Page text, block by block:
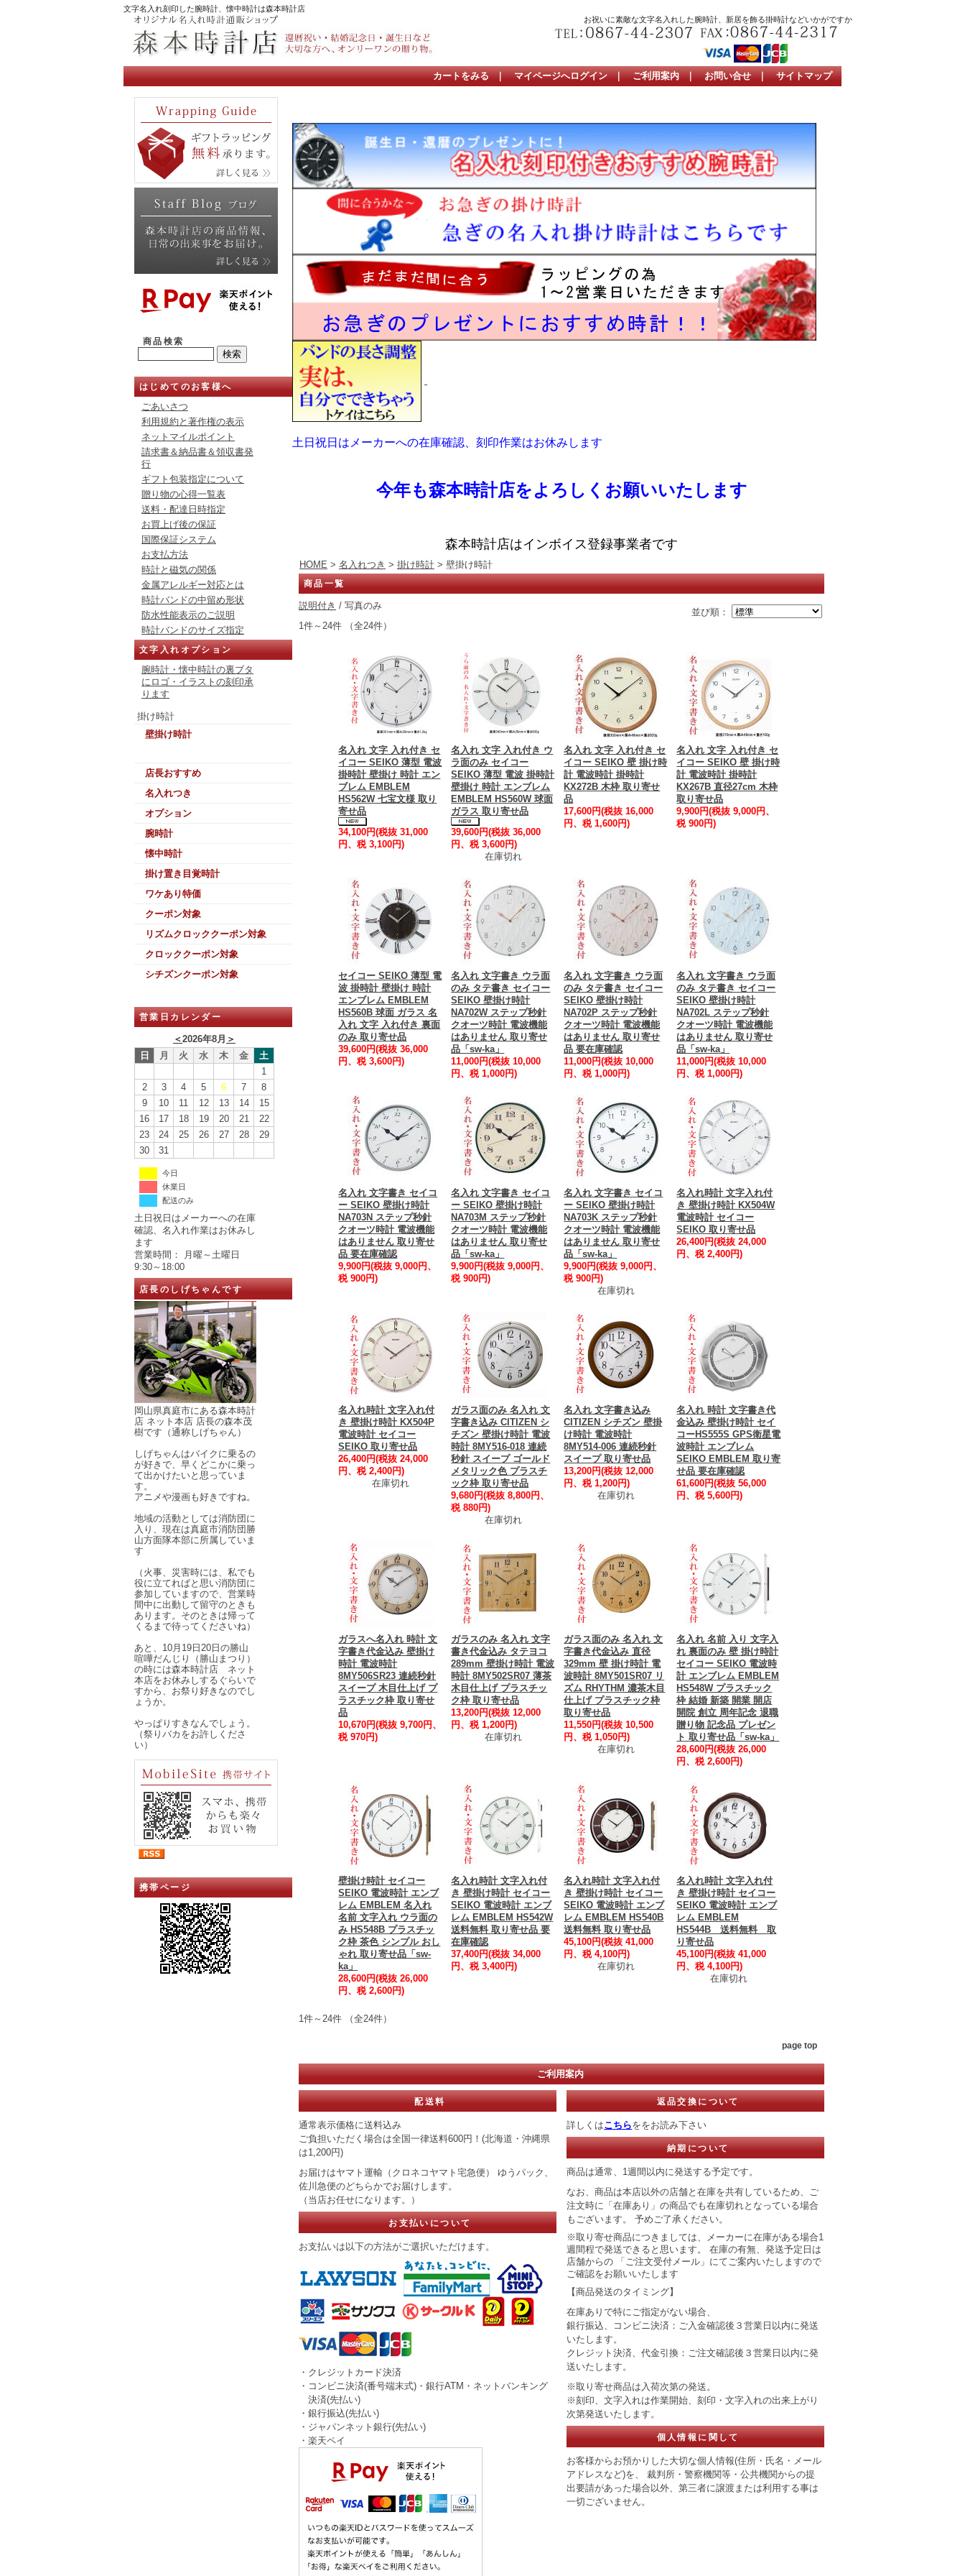
文字名入れ刻印した腕時計、懐中時計は森本時計店
お祝いに素敵な文字名入れした腕時計、新居を飾る掛時計などいかがですか
カートをみる ｜ マイページへログイン ｜ ご利用案内 ｜ お問い合せ ｜ サイトマップ
商品検索
はじめてのお客様へ
ごあいさつ
利用規約と著作権の表示
ネットマイルポイント
請求書＆納品書＆領収書発
行
ギフト包装指定について
贈り物の心得一覧表
送料・配達日時指定
お買上げ後の保証
国際保証システム
お支払方法
時計と磁気の関係
金属アレルギー対応とは
時計バンドの中留め形状
防水性能表示のご説明
時計バンドのサイズ指定
文字入れオプション
腕時計・懐中時計の裏ブタ
にロゴ・イラストの刻印承
ります
掛け時計
壁掛け時計
店長おすすめ
名入れつき
オプション
腕時計
懐中時計
掛け置き目覚時計
ワケあり特価
クーポン対象
リズムクロッククーポン対象
クロッククーポン対象
シチズンクーポン対象
営業日カレンダー
＜2026年8月 ＞
日
月 火 水 木 金
土
1
2
3 4 5 6 7
8
9
10 11 12 13 14
15
16
17 18 19 20 21
22
23
24 25 26 27 28
29
30
31
今日
休業日
配送のみ
土日祝日はメーカーへの在庫
確認、名入れ作業はお休みし
ます
営業時間： 月曜～土曜日
9:30～18:00
店長のしげちゃんです
岡山県真庭市にある森本時計
店 ネット本店 店長の森本茂
樹です（通称しげちゃん）
しげちゃんはバイクに乗るの
が好きで、早くどこかに乗っ
て出かけたいと思っていま
す。
アニメや漫画も好きですね。
地域の活動としては消防団に
入り、現在は真庭市消防団勝
山方面隊本部に所属していま
す
（火事、災害時には、私でも
役に立てればと思い消防団に
参加していますので、営業時
間中に出動して留守のときも
あります。そのときは帰って
くるまで待ってくださいね）
あと、10月19日20日の勝山
喧嘩だんじり（勝山まつり）
の時には森本時計店 ネット
本店をお休みしするぐらいで
すから、お祭り好きなのでし
ょうか。
やっぱりすきなんでしょう。
（祭りバカをお許しくださ
い）
携帯ページ
土日祝日はメーカーへの在庫確認、刻印作業はお休みします
今年も森本時計店をよろしくお願いいたします
森本時計店はインボイス登録事業者です
HOME > 名入れつき > 掛け時計 > 壁掛け時計
商品一覧
並び順：
説明付き / 写真のみ
1件～24件 （全24件）
名入れ 文字 入れ付き セ
イコー SEIKO 薄型 電波
掛時計 壁掛け 時計 エン
ブレム EMBLEM
HS562W 七宝文様 取り
寄せ品
34,100円(税抜 31,000
円、税 3,100円)
名入れ 文字 入れ付き ウ
ラ面のみ セイコー
SEIKO 薄型 電波 掛時計
壁掛け 時計 エンブレム
EMBLEM HS560W 球面
ガラス 取り寄せ品
39,600円(税抜 36,000
円、税 3,600円)
在庫切れ
名入れ 文字 入れ付き セ
イコー SEIKO 壁 掛け時
計 電波時計 掛時計
KX272B 木枠 取り寄せ
品
17,600円(税抜 16,000
円、税 1,600円)
名入れ 文字 入れ付き セ
イコー SEIKO 壁 掛け時
計 電波時計 掛時計
KX267B 直径27cm 木枠
取り寄せ品
9,900円(税抜 9,000円、
税 900円)
セイコー SEIKO 薄型 電
波 掛時計 壁掛け 時計
エンブレム EMBLEM
HS560B 球面 ガラス 名
入れ 文字 入れ付き 裏面
のみ 取り寄せ品
39,600円(税抜 36,000
円、税 3,600円)
名入れ 文字書き ウラ面
のみ タテ書き セイコー
SEIKO 壁掛け時計
NA702W ステップ秒針
クオーツ時計 電波機能
はありません 取り寄せ
品「sw-ka」
11,000円(税抜 10,000
円、税 1,000円)
名入れ 文字書き ウラ面
のみ タテ書き セイコー
SEIKO 壁掛け時計
NA702P ステップ秒針
クオーツ時計 電波機能
はありません 取り寄せ
品 要在庫確認
11,000円(税抜 10,000
円、税 1,000円)
名入れ 文字書き ウラ面
のみ タテ書き セイコー
SEIKO 壁掛け時計
NA702L ステップ秒針
クオーツ時計 電波機能
はありません 取り寄せ
品「sw-ka」
11,000円(税抜 10,000
円、税 1,000円)
名入れ 文字書き セイコ
ー SEIKO 壁掛け時計
NA703N ステップ秒針
クオーツ時計 電波機能
はありません 取り寄せ
品 要在庫確認
9,900円(税抜 9,000円、
税 900円)
名入れ 文字書き セイコ
ー SEIKO 壁掛け時計
NA703M ステップ秒針
クオーツ時計 電波機能
はありません 取り寄せ
品「sw-ka」
9,900円(税抜 9,000円、
税 900円)
名入れ 文字書き セイコ
ー SEIKO 壁掛け時計
NA703K ステップ秒針
クオーツ時計 電波機能
はありません 取り寄せ
品「sw-ka」
9,900円(税抜 9,000円、
税 900円)
在庫切れ
名入れ時計 文字入れ付
き 壁掛け時計 KX504W
電波時計 セイコー
SEIKO 取り寄せ品
26,400円(税抜 24,000
円、税 2,400円)
名入れ時計 文字入れ付
き 壁掛け時計 KX504P
電波時計 セイコー
SEIKO 取り寄せ品
26,400円(税抜 24,000
円、税 2,400円)
在庫切れ
ガラス面のみ 名入れ 文
字書き込み CITIZEN シ
チズン 壁掛け時計 電波
時計 8MY516-018 連続
秒針 スイープ ゴールド
メタリック色 プラスチ
ック枠 取り寄せ品
9,680円(税抜 8,800円、
税 880円)
在庫切れ
名入れ 文字書き込み
CITIZEN シチズン 壁掛
け時計 電波時計
8MY514-006 連続秒針
スイープ 取り寄せ品
13,200円(税抜 12,000
円、税 1,200円)
在庫切れ
名入れ 時計 文字書き代
金込み 壁掛け時計 セイ
コーHS555S GPS衛星電
波時計 エンブレム
SEIKO EMBLEM 取り寄
せ品 要在庫確認
61,600円(税抜 56,000
円、税 5,600円)
ガラスへ名入れ 時計 文
字書き代金込み 壁掛け
時計 電波時計
8MY506SR23 連続秒針
スイープ 木目仕上げ プ
ラスチック枠 取り寄せ
品
10,670円(税抜 9,700円、
税 970円)
ガラスのみ 名入れ 文字
書き代金込み タテヨコ
289mm 壁掛け時計 電波
時計 8MY502SR07 薄茶
木目仕上げ プラスチッ
ク枠 取り寄せ品
13,200円(税抜 12,000
円、税 1,200円)
在庫切れ
ガラス面のみ 名入れ 文
字書き代金込み 直径
329mm 壁 掛け時計 電
波時計 8MY501SR07 リ
ズム RHYTHM 濃茶木目
仕上げ プラスチック枠
取り寄せ品
11,550円(税抜 10,500
円、税 1,050円)
在庫切れ
名入れ 名前 入り 文字入
れ 裏面のみ 壁 掛け時計
セイコー SEIKO 電波時
計 エンブレム EMBLEM
HS548W プラスチック
枠 結婚 新築 開業 開店
開院 創立 周年記念 退職
贈り物 記念品 プレゼン
ト 取り寄せ品「sw-ka」
28,600円(税抜 26,000
円、税 2,600円)
壁掛け時計 セイコー
SEIKO 電波時計 エンブ
レム EMBLEM 名入れ
名前 文字入れ ウラ面の
み HS548B プラスチッ
ク枠 茶色 シンプル おし
ゃれ 取り寄せ品「sw-
ka」
28,600円(税抜 26,000
円、税 2,600円)
名入れ時計 文字入れ付
き 壁掛け時計 セイコー
SEIKO 電波時計 エンブ
レム EMBLEM HS542W
送料無料 取り寄せ品 要
在庫確認
37,400円(税抜 34,000
円、税 3,400円)
名入れ時計 文字入れ付
き 壁掛け時計 セイコー
SEIKO 電波時計 エンブ
レム EMBLEM HS540B
送料無料 取り寄せ品
45,100円(税抜 41,000
円、税 4,100円)
在庫切れ
名入れ時計 文字入れ付
き 壁掛け時計 セイコー
SEIKO 電波時計 エンブ
レム EMBLEM
HS544B 送料無料 取
り寄せ品
45,100円(税抜 41,000
円、税 4,100円)
在庫切れ
1件～24件 （全24件）
page top
ご利用案内
配送料
通常表示価格に送料込み
ご負担いただく場合は全国一律送料600円！(北海道・沖縄県
は1,200円)
お届けはヤマト運輸（クロネコヤマト宅急便） ゆうパック、
佐川急便のどちらかでお届けします。
（当店お任せになります。）
お支払いについて
お支払いは以下の方法がご選択いただけます。
・クレジットカード決済
・コンビニ決済(番号端末式)・銀行ATM・ネットバンキング
決済(先払い)
・銀行振込(先払い)
・ジャパンネット銀行(先払い)
・楽天ペイ
返品交換について
詳しくはこちらををお読み下さい
納期について
商品は通常、1週間以内に発送する予定です。
なお、商品は本店以外の店舗と在庫を共有しているため、ご
注文時に「在庫あり」の商品でも在庫切れとなっている場合
もございます。 予めご了承ください。
※取り寄せ商品につきましては、メーカーに在庫がある場合1
週間程で発送できると思います。 在庫の有無、発送予定日は
店舗からの 「ご注文受付メール」にてご案内いたしますので
ご確認をお願いいたします
【商品発送のタイミング】
在庫ありで特にご指定がない場合、
銀行振込、コンビニ決済：ご入金確認後３営業日以内に発送
いたします。
クレジット決済、代金引換：ご注文確認後３営業日以内に発
送いたします。
※取り寄せ商品は入荷次第の発送。
※刻印、文字入れは作業開始、刻印・文字入れの出来上がり
次第発送いたします。
個人情報に関して
お客様からお預かりした大切な個人情報(住所・氏名・メール
アドレスなど)を、 裁判所・警察機関等・公共機関からの提
出要請があった場合以外、第三者に譲渡または利用する事は
一切ございません。